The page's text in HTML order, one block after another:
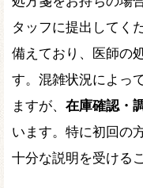
タッフに提出してく
備えており、医師の
す。混雑状況によっ
ますが、 在庫確認・
います。特に初回の
十分な説明を受ける